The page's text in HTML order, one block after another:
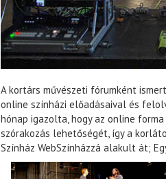
A kortárs művészeti fórumként
online színházi előadásaival és
hónap igazolta, hogy az online
szórakozás lehetőségét, így a
Színház WebSzínházzá alakult át;